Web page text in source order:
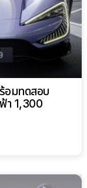
อมทดสอบ
า 1,300